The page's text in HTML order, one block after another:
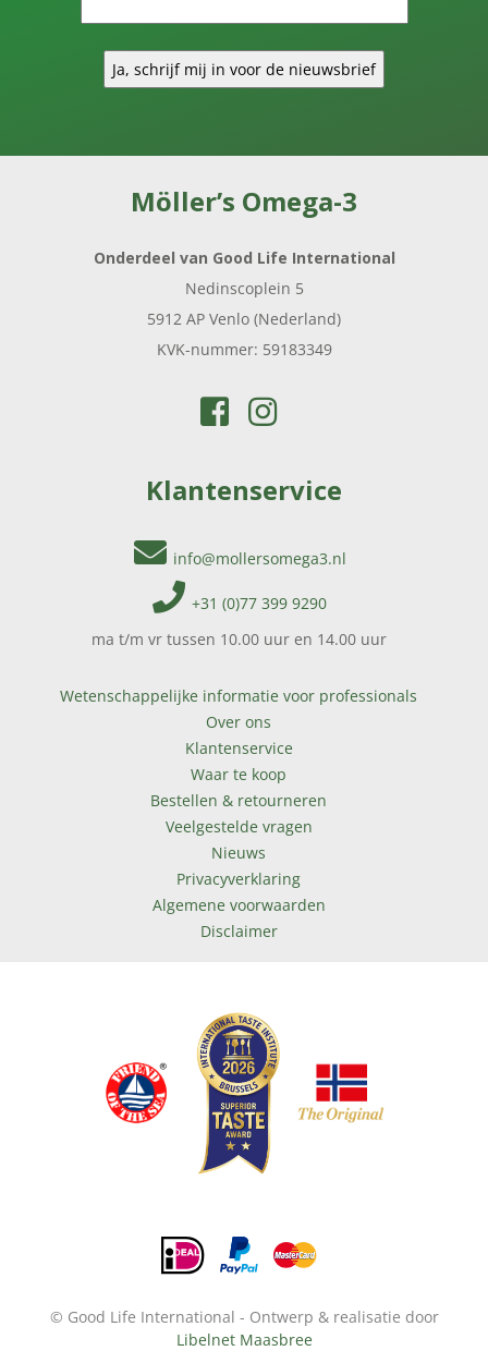
Möller’s Omega-3
Onderdeel van Good Life International
Nedinscoplein 5
5912 AP Venlo (Nederland)
KVK-nummer: 59183349
Klantenservice
info@mollersomega3.nl
+31 (0)77 399 9290
ma t/m vr tussen 10.00 uur en 14.00 uur
Wetenschappelijke informatie voor professionals
Over ons
Klantenservice
Waar te koop
Bestellen & retourneren
Veelgestelde vragen
Nieuws
Privacyverklaring
Algemene voorwaarden
Disclaimer
© Good Life International - Ontwerp & realisatie door
Libelnet Maasbree